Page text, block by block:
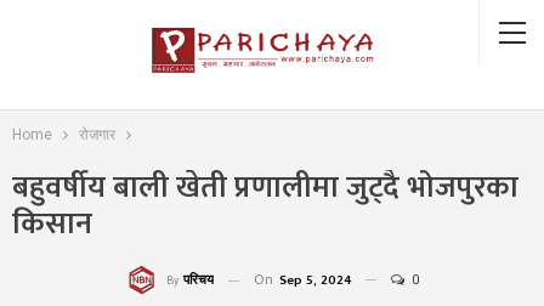
Home रोजगार
बहुवर्षीय बाली खेती प्रणालीमा जुट्दै भोजपुरका
किसान
By परिचय On Sep 5, 2024 0